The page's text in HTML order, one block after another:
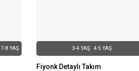
7-8 YAŞ 3-4 YAŞ 4-5 YAŞ
Fiyonk Detaylı Takım